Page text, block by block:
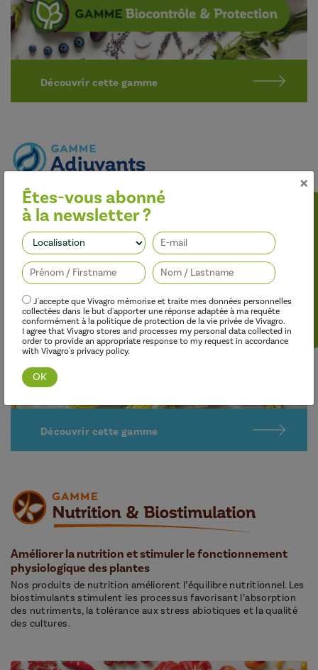
Découvrir cette gamme
Optimiser l’efficacité des traitements
Nos adjuvants permettent d’améliorer l’efficacité des
herbicides, des fongicides, des insecticides et des régulateurs de
croissance, tout en limitant leur impact sur l’environnement.
Découvrir cette gamme
Améliorer la nutrition et stimuler le fonctionnement
physiologique des plantes
Nos produits de nutrition améliorent l’équilibre nutritionnel. Les
biostimulants stimulent les processus favorisant l’absorption
des nutriments, la tolérance aux stress abiotiques et la qualité
des cultures.
×
Êtes-vous abonné
à la newsletter ?
J'accepte que Vivagro mémorise et traite mes données personnelles
collectées dans le but d'apporter une réponse adaptée à ma requête
conformément à la politique de protection de la vie privée de Vivagro.
I agree that Vivagro stores and processes my personal data collected in
order to provide an appropriate response to my request in accordance
with Vivagro's privacy policy.